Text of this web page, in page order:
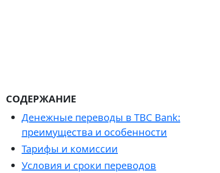
СОДЕРЖАНИЕ
Денежные переводы в TBC Bank:
преимущества и особенности
Тарифы и комиссии
Условия и сроки переводов